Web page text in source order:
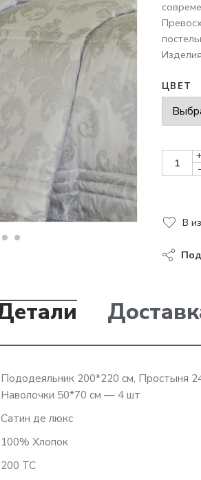
ЦВЕТ
-
В
Пододеяльник 200*220 см, Простыня
Наволочки 50*70 см — 4 шт
Сатин де люкс
100% Хлопок
200 ТС